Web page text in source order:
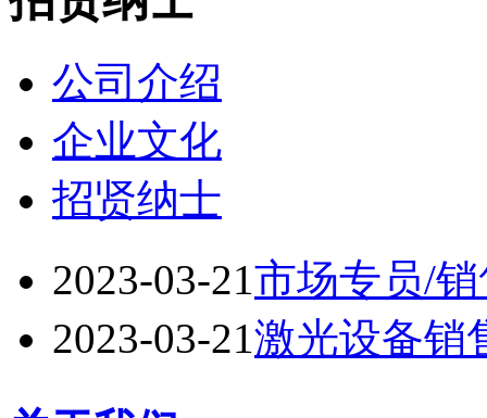
公司介绍
企业文化
招贤纳士
2023-03-21市场专员/
2023-03-21激光设备销